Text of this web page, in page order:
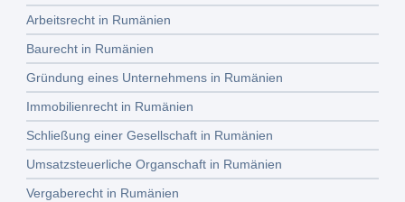
Arbeitsrecht in Rumänien
Baurecht in Rumänien
Gründung eines Unternehmens in Rumänien
Immobilienrecht in Rumänien
Schließung einer Gesellschaft in Rumänien
Umsatzsteuerliche Organschaft in Rumänien
Vergaberecht in Rumänien